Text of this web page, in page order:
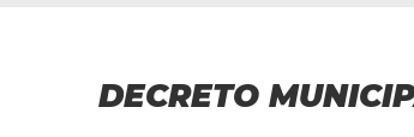
DECRETO